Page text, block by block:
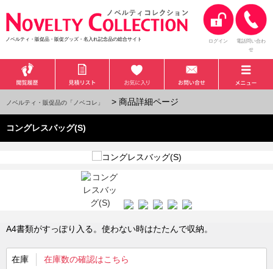
ノベルティ・販促品・販促グッズ・名入れ記念品の総合サイト ログイン
電話問い合わ
せ
ノベルティ・販促品の「ノベコレ」 > 商品詳細ページ
コングレスバッグ(S)
A4書類がすっぽり入る。使わない時はたたんで収納。
在庫 在庫数の確認はこちら